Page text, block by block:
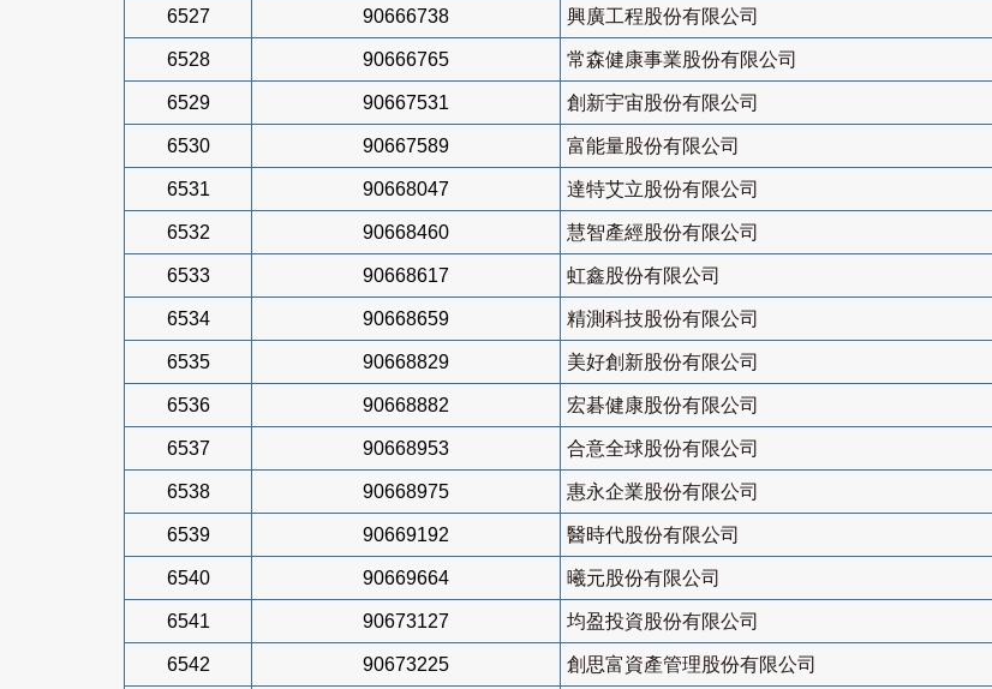
6527 90666738 興廣工程股份有限公司
6528 90666765 常森健康事業股份有限公司
6529 90667531 創新宇宙股份有限公司
6530 90667589 富能量股份有限公司
6531 90668047 達特艾立股份有限公司
6532 90668460 慧智產經股份有限公司
6533 90668617 虹鑫股份有限公司
6534 90668659 精測科技股份有限公司
6535 90668829 美好創新股份有限公司
6536 90668882 宏碁健康股份有限公司
6537 90668953 合意全球股份有限公司
6538 90668975 惠永企業股份有限公司
6539 90669192 醫時代股份有限公司
6540 90669664 曦元股份有限公司
6541 90673127 均盈投資股份有限公司
6542 90673225 創思富資產管理股份有限公司